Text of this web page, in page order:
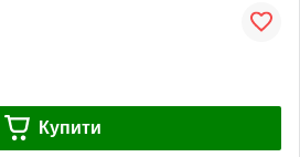
Купити